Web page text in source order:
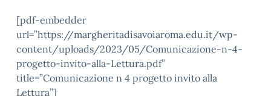
[pdf-embedder
url=”https://margheritadisavoiaroma.edu.it/wp-
content/uploads/2023/05/Comunicazione-n-4-
progetto-invito-alla-Lettura.pdf”
title=”Comunicazione n 4 progetto invito alla
Lettura”]